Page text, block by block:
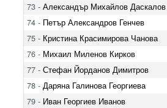
73 - Александър Михайлов Даскалов
74 - Петър Александров Генчев
75 - Кристина Красимирова Чанова
76 - Михаил Миленов Кирков
77 - Стефан Йорданов Димитров
78 - Даряна Галинова Георгиева
79 - Иван Георгиев Иванов